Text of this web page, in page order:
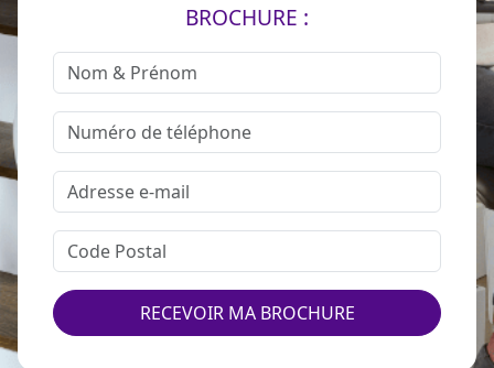
BROCHURE :
RECEVOIR MA BROCHURE